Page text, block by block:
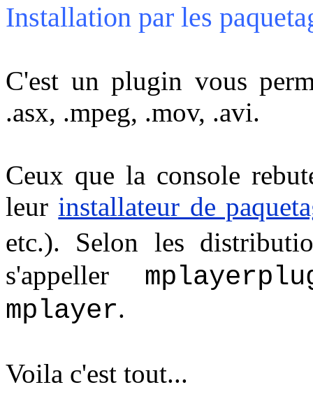
Installation par les
C'est un plugin vous
.asx, .mpeg, .mov, .avi.
Ceux que la console
leur installateur de
etc.). Selon les
s'appeller
mplayer.
Voila c'est tout...